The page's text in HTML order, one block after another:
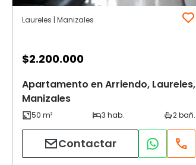
Laureles | Manizales
$2.200.000
Apartamento en Arriendo, Laureles,
Manizales
Contactar